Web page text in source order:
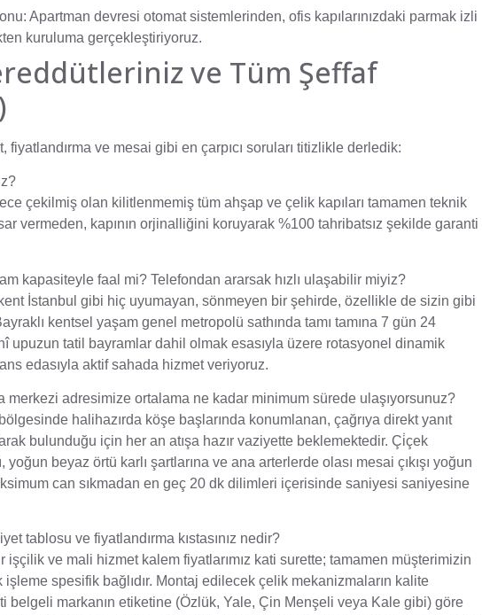
Apartman devresi otomat sistemlerinden, ofis kapılarınızdaki parmak izli
kuruluma gerçekleştiriyoruz.
ve Tüm Şeffaf
fiyatlandırma ve mesai gibi en çarpıcı soruları titizlikle derledik:
çekilmiş olan kilitlenmemiş tüm ahşap ve çelik kapıları tamamen teknik
vermeden, kapının orjinalliğini koruyarak %100 tahribatsız şekilde garanti
kapasiteyle faal mi? Telefondan ararsak hızlı ulaşabilir miyiz?
İstanbul gibi hiç uyumayan, sönmeyen bir şehirde, özellikle de sizin gibi
kentsel yaşam genel metropolü sathında tamı tamına 7 gün 24
upuzun tatil bayramlar dahil olmak esasıyla üzere rotasyonel dinamik
edasıyla aktif sahada hizmet veriyoruz.
adresimize ortalama ne kadar minimum sürede ulaşıyorsunuz?
halihazırda köşe başlarında konumlanan, çağrıya direkt yanıt
bulunduğu için her an atışa hazır vaziyette beklemektedir. Çi̇çek
beyaz örtü karlı şartlarına ve ana arterlerde olası mesai çıkışı yoğun
can sıkmadan en geç 20 dk dilimleri içerisinde saniyesi saniyesine
tablosu ve fiyatlandırma kıstasınız nedir?
ve mali hizmet kalem fiyatlarımız kati surette; tamamen müşterimizin
spesifik bağlıdır. Montaj edilecek çelik mekanizmaların kalite
belgeli markanın etiketine (Özlük, Yale, Çin Menşeli veya Kale gibi) göre